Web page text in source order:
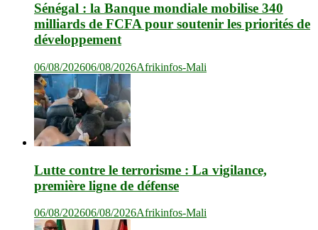
Sénégal : la Banque mondiale mobilise 340
milliards de FCFA pour soutenir les priorités de
développement
06/08/202606/08/2026Afrikinfos-Mali
Lutte contre le terrorisme : La vigilance,
première ligne de défense
06/08/202606/08/2026Afrikinfos-Mali